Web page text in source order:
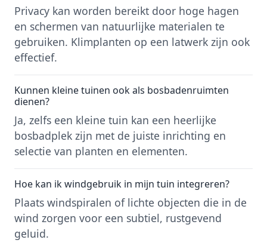
Privacy kan worden bereikt door hoge hagen
en schermen van natuurlijke materialen te
gebruiken. Klimplanten op een latwerk zijn ook
effectief.
Kunnen kleine tuinen ook als bosbadenruimten
dienen?
Ja, zelfs een kleine tuin kan een heerlijke
bosbadplek zijn met de juiste inrichting en
selectie van planten en elementen.
Hoe kan ik windgebruik in mijn tuin integreren?
Plaats windspiralen of lichte objecten die in de
wind zorgen voor een subtiel, rustgevend
geluid.